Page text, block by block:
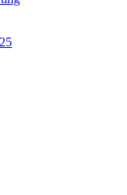
ଗବର, ଶ୍ରୀ
ଧାନ ବୁଣିବାର 15
ସୋଡିୟମ୍